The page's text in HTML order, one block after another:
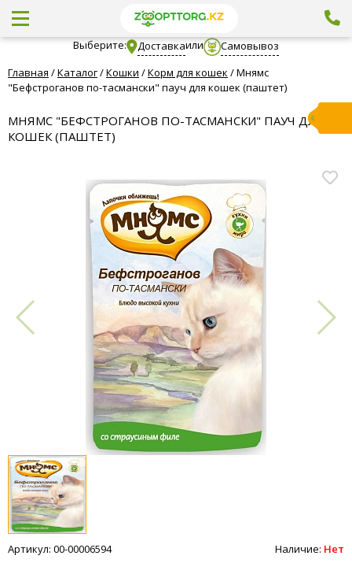
Выберите: Доставкаили
Самовывоз
Главная /Каталог/Кошки /Корм для кошек /Мнямс
"Бефстроганов по-тасмански" пауч для кошек (паштет)
МНЯМС "БЕФСТРОГАНОВ ПО-ТАСМАНСКИ" ПАУЧ ДЛЯ
КОШЕК (ПАШТЕТ)
Артикул: 00-00006594 Наличие: Нет